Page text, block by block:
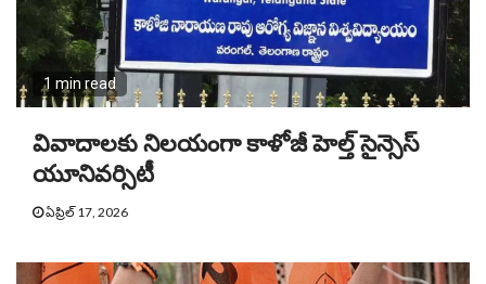
1 min read
వివాదాలకు నిలయంగా కాళోజీ హెల్త్ సైన్సెస్
యూనివర్సిటీ
ఏప్రిల్ 17, 2026